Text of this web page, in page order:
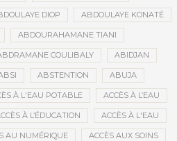
DIOP ABDOULAYE KONATÉ
ABDOURAHAMANE TIANI
COULIBALY ABIDJAN
ABSTENTION ABUJA
À L'EAU POTABLE ACCÈS À L’EAU
À L’ÉDUCATION ACCÈS À L'EAU
AU NUMÉRIQUE ACCÈS AUX SOINS